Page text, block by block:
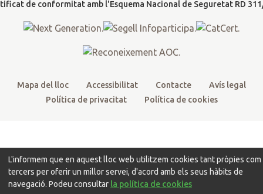
o
k
a
m
Mapa del lloc Accessibilitat Contacte
Avís legal
Política de privacitat
Política de cookies
t
L'informem que en aquest lloc web utilitzem cookies tant pròpies com
tercers per oferir un millor servei, d'acord amb els seus hàbits de
navegació. Podeu consultar la política de cookies